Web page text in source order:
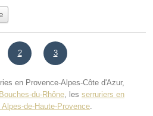
2 3
en Provence-Alpes-Côte d'Azur,
du-Rhône , les serruriers en
de-Haute-Provence